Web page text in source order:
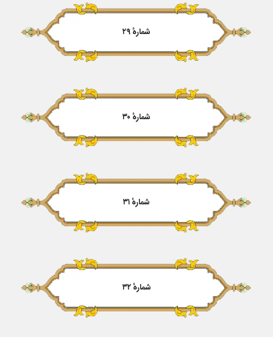
شمارهٔ ۲۹
شمارهٔ ۳۰
شمارهٔ ۳۱
شمارهٔ ۳۲